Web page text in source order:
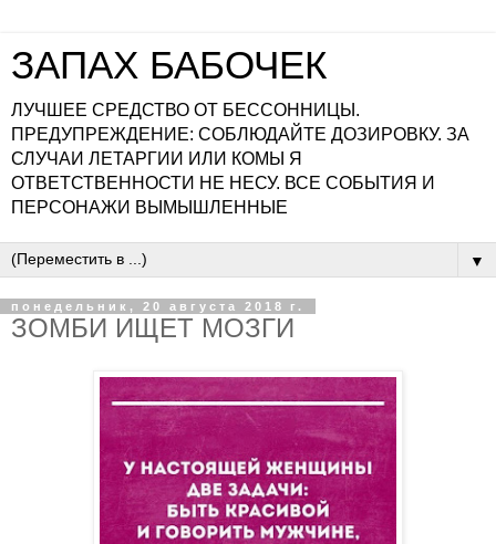
ЗАПАХ БАБОЧЕК
ЛУЧШЕЕ СРЕДСТВО ОТ БЕССОННИЦЫ.
ПРЕДУПРЕЖДЕНИЕ: СОБЛЮДАЙТЕ ДОЗИРОВКУ. ЗА
СЛУЧАИ ЛЕТАРГИИ ИЛИ КОМЫ Я
ОТВЕТСТВЕННОСТИ НЕ НЕСУ. ВСЕ СОБЫТИЯ И
ПЕРСОНАЖИ ВЫМЫШЛЕННЫЕ
▼
понедельник, 20 августа 2018 г.
ЗОМБИ ИЩЕТ МОЗГИ